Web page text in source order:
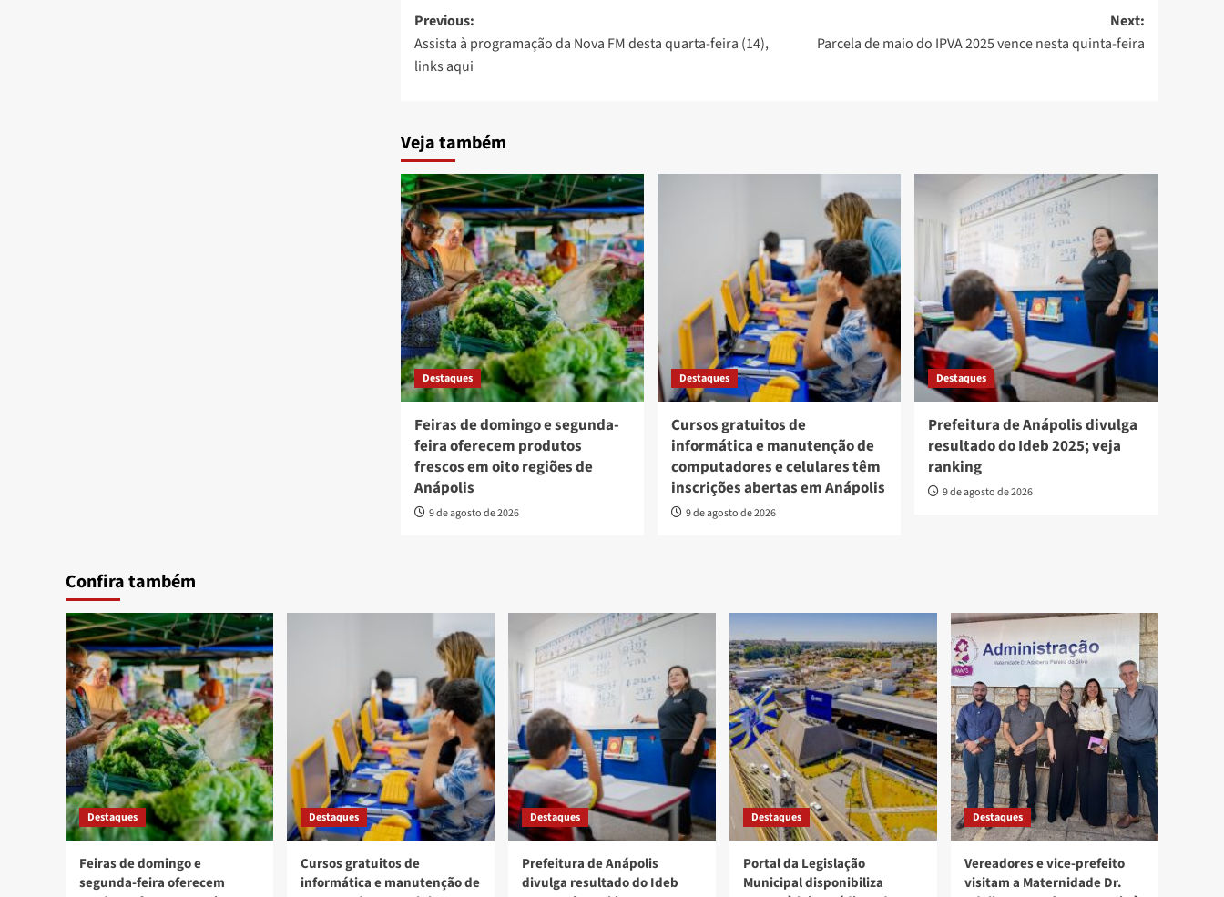
Post
navigation
Previous:
Assista à programação da Nova FM desta quarta-feira (14),
links aqui
Next:
Parcela de maio do IPVA 2025 vence nesta quinta-feira
Veja também
Destaques
Feiras de domingo e segunda-
feira oferecem produtos
frescos em oito regiões de
Anápolis
9 de agosto de 2026
Destaques
Cursos gratuitos de
informática e manutenção de
computadores e celulares têm
inscrições abertas em Anápolis
9 de agosto de 2026
Destaques
Prefeitura de Anápolis divulga
resultado do Ideb 2025; veja
ranking
9 de agosto de 2026
Confira também
Destaques
Feiras de domingo e
segunda-feira oferecem
Destaques
Cursos gratuitos de
informática e manutenção de
Destaques
Prefeitura de Anápolis
divulga resultado do Ideb
Destaques
Portal da Legislação
Municipal disponibiliza
Destaques
Vereadores e vice-prefeito
visitam a Maternidade Dr.